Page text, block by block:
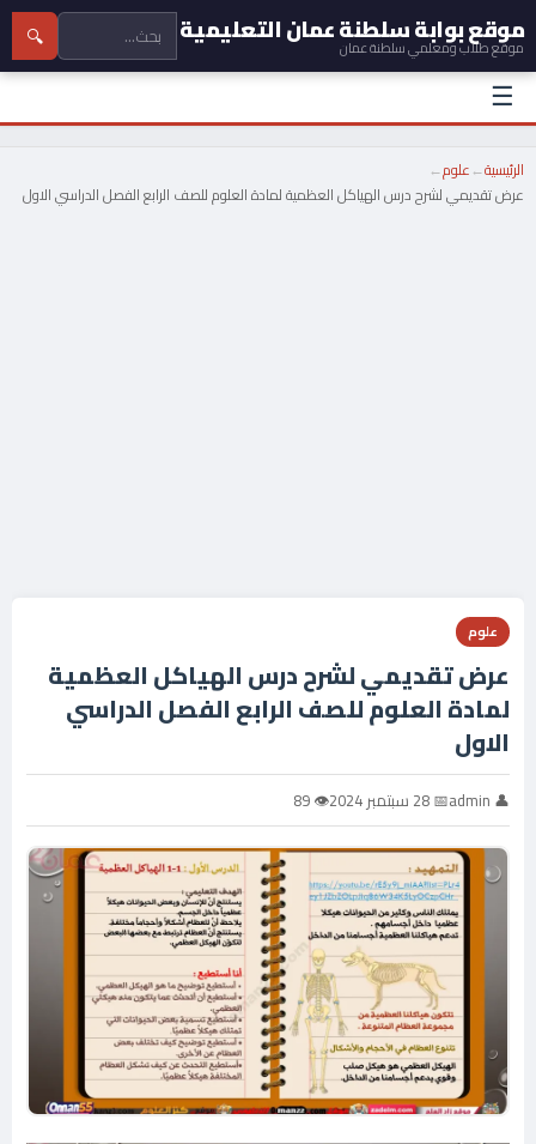
موقع بوابة سلطنة عمان التعليمية
موقع طلاب ومعلمي سلطنة عمان 🔍
☰
الرئيسية←علوم←
عرض تقديمي لشرح درس الهياكل العظمية لمادة العلوم للصف الرابع الفصل الدراسي الاول
علوم
عرض تقديمي لشرح درس الهياكل العظمية
لمادة العلوم للصف الرابع الفصل الدراسي
الاول
👤 admin 📅 28 سبتمبر 2024 👁 89